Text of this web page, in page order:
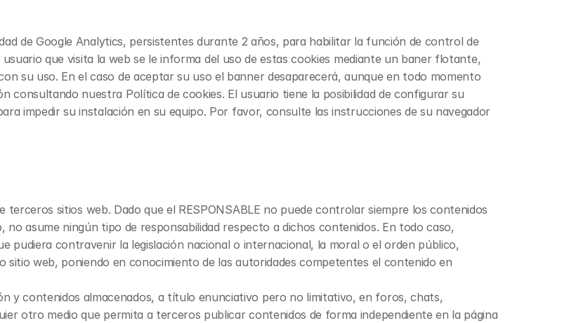
de Google Analytics, persistentes durante 2 años, para habilitar la función de control de
que visita la web se le informa del uso de estas cookies mediante un baner flotante,
su uso. En el caso de aceptar su uso el banner desaparecerá, aunque en todo momento
nuestra Política de cookies. El usuario tiene la posibilidad de configurar su
impedir su instalación en su equipo. Por favor, consulte las instrucciones de su navegador
terceros sitios web. Dado que el RESPONSABLE no puede controlar siempre los contenidos
asume ningún tipo de responsabilidad respecto a dichos contenidos. En todo caso,
pudiera contravenir la legislación nacional o internacional, la moral o el orden público,
sitio web, poniendo en conocimiento de las autoridades competentes el contenido en
y contenidos almacenados, a título enunciativo pero no limitativo, en foros, chats,
otro medio que permita a terceros publicar contenidos de forma independiente en la página